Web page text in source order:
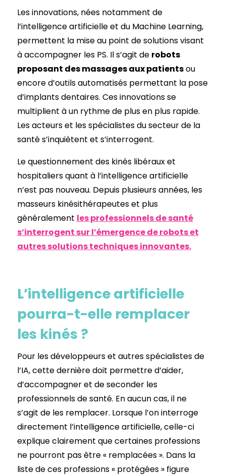
Les innovations, nées notamment de
l’intelligence artificielle et du Machine Learning,
permettent la mise au point de solutions visant
à accompagner les PS. Il s’agit de robots
proposant des massages aux patientsou
encore d’outils automatisés permettant la pose
d’implants dentaires. Ces innovations se
multiplient à un rythme de plus en plus rapide.
Les acteurs et les spécialistes du secteur de la
santé s’inquiètent et s’interrogent.
Le questionnement des kinés libéraux et
hospitaliers quant à l’intelligence artificielle
n’est pas nouveau. Depuis plusieurs années, les
masseurs kinésithérapeutes et plus
généralement les professionnels de santé
s’interrogent sur l’émergence de robots et
autres solutions techniques innovantes.
L’intelligence artificielle
pourra-t-elle remplacer
les kinés ?
Pour les développeurs et autres spécialistes de
l’IA, cette dernière doit permettre d’aider,
d’accompagner et de seconder les
professionnels de santé. En aucun cas, il ne
s’agit de les remplacer. Lorsque l’on interroge
directement l’intelligence artificielle, celle-ci
explique clairement que certaines professions
ne pourront pas être « remplacées ». Dans la
liste de ces professions « protégées » figure